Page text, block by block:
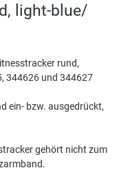
light-blue/
rund,
344626 und 344627
ein- bzw. ausgedrückt,
gehört nicht zum